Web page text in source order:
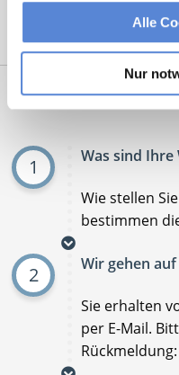
Alle
Nur
markierte Felder sind
Ablauf der
1 Was sind Ihre
Wie stellen
bestimmen
2 Wir gehen auf
Sie erhalten
per E-Mail.